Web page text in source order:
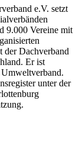
e.V. setzt
9.000 Vereine mit
Dachverband
Er ist
unter der